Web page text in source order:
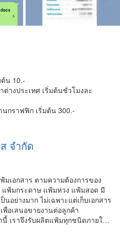
น​ 10.-
ต่างประเทศ เริ่มต้นชั่วโมงละ​
กราฟฟิก​ เริ่มต้น​ 300.-
จำกัด
มเอกสาร ตามความต้องการของ
ฟ้มกระดาษ แฟ้มห่วง แฟ้มสอด มี
อย่างมาก ไม่เฉพาะแต่เก็บเอกสาร
พื่อเสนอขายงานต่อลูกค้า
นี้ เราจึงรับผลิตแฟ้มทุกชนิดภายใ…